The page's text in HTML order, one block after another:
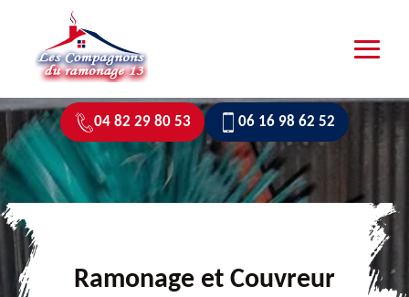
04 82 29 80 53 06 16 98 62 52
Ramonage et Couvreur